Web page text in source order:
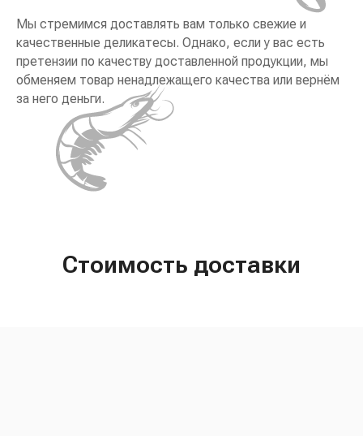
Мы стремимся доставлять вам только свежие и
качественные деликатесы. Однако, если у вас есть
претензии по качеству доставленной продукции, мы
обменяем товар ненадлежащего качества или вернём
за него деньги.
Стоимость доставки